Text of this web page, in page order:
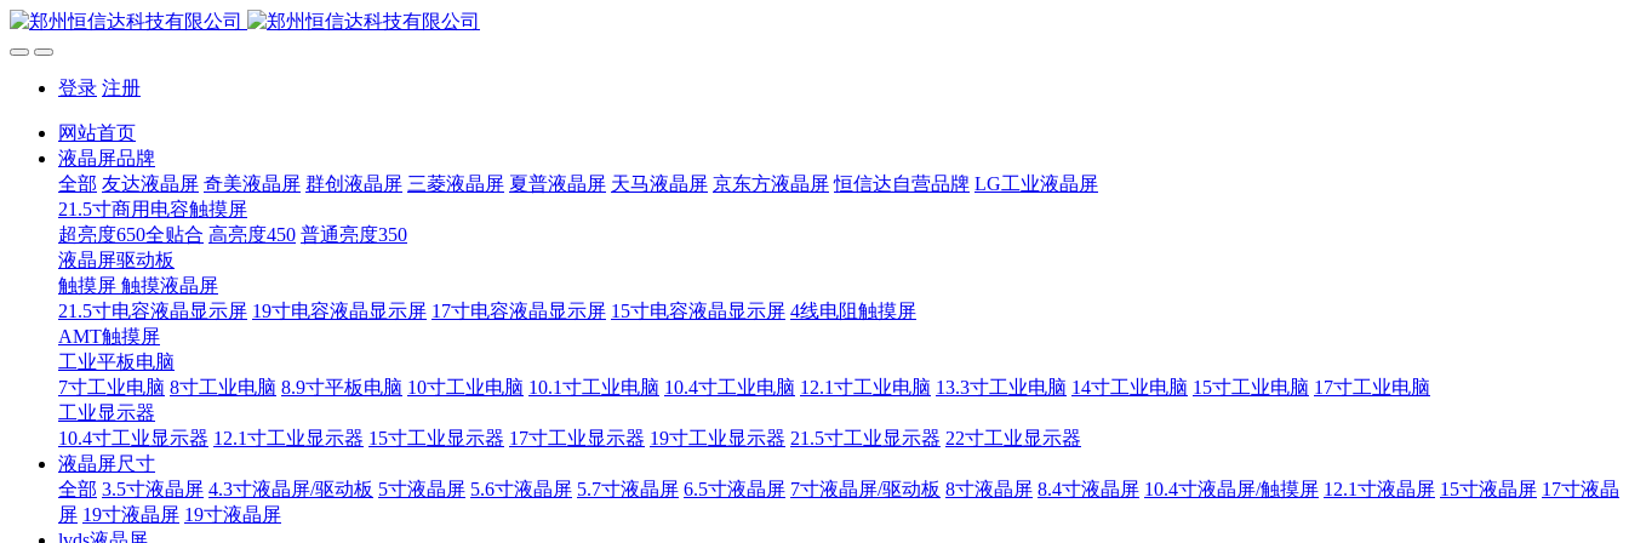
登录 注册
网站首页
液晶屏品牌
全部 友达液晶屏 奇美液晶屏 群创液晶屏 三菱液晶屏 夏普液晶屏 天马液晶屏 京东方液晶屏 恒信达自营品牌 LG工业液晶屏
21.5寸商用电容触摸屏
超亮度650全贴合 高亮度450 普通亮度350
液晶屏驱动板
触摸屏 触摸液晶屏
21.5寸电容液晶显示屏 19寸电容液晶显示屏 17寸电容液晶显示屏 15寸电容液晶显示屏 4线电阻触摸屏
AMT触摸屏
工业平板电脑
7寸工业电脑 8寸工业电脑 8.9寸平板电脑 10寸工业电脑 10.1寸工业电脑 10.4寸工业电脑 12.1寸工业电脑 13.3寸工业电脑 14寸工业电脑 15寸工业电脑 17寸工业电脑
工业显示器
10.4寸工业显示器 12.1寸工业显示器 15寸工业显示器 17寸工业显示器 19寸工业显示器 21.5寸工业显示器 22寸工业显示器
液晶屏尺寸
全部 3.5寸液晶屏 4.3寸液晶屏/驱动板 5寸液晶屏 5.6寸液晶屏 5.7寸液晶屏 6.5寸液晶屏 7寸液晶屏/驱动板 8寸液晶屏 8.4寸液晶屏 10.4寸液晶屏/触摸屏 12.1寸液晶屏 15寸液晶屏 17寸液晶
屏 19寸液晶屏 19寸液晶屏